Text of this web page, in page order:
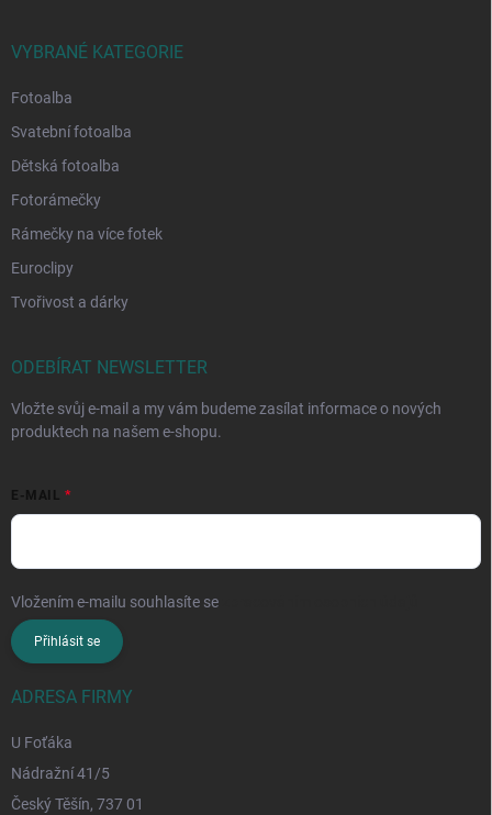
VYBRANÉ KATEGORIE
Fotoalba
Svatební fotoalba
Dětská fotoalba
Fotorámečky
Rámečky na více fotek
Euroclipy
Tvořivost a dárky
ODEBÍRAT NEWSLETTER
Vložte svůj e-mail a my vám budeme zasílat informace o nových
produktech na našem e-shopu.
E-MAIL
Vložením e-mailu souhlasíte se
Přihlásit se
ADRESA FIRMY
U Foťáka
Nádražní 41/5
Český Těšín, 737 01